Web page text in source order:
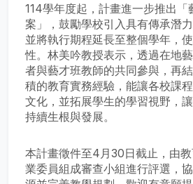
114學年度起，計畫進一步推出「
案」，鼓勵學校引入具有傳承潛
並將執行期程延長至整個學年，
性。林美吟教授表示，透過在地
者與藝才班教師的共同參與，再
積的教育實務經驗，能讓各校課
文化，並拓展學生的學習視野，
持續生根與發展。
本計畫徵件至4月30日截止，由
業委員組成審查小組進行評選，